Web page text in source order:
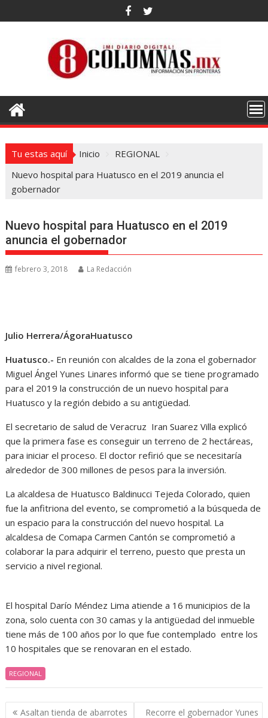
al
Tu estas aquí Inicio
REGIONAL
Nuevo hospital para Huatusco en el 2019 anuncia el
gobernador
Nuevo hospital para Huatusco en el 2019
anuncia el gobernador
febrero 3, 2018 La Redacción
Julio Herrera/ÁgoraHuatusco
Huatusco.- En reunión con alcaldes de la zona el gobernador
Miguel Ángel Yunes Linares informó que se tiene programado
para el 2019 la construcción de un nuevo hospital para
Huatusco y la región debido a su antigüedad.
El secretario de salud de Veracruz Iran Suarez Villa explicó
que la primera fase es conseguir un terreno de 2 hectáreas,
para iniciar el proceso. El doctor refirió que se necesitaría
alrededor de 300 millones de pesos para la inversión.
La alcaldesa de Huatusco Baldinucci Tejeda Colorado, quien
fue la anfitriona del evento, se comprometió a la búsqueda de
un espacio para la construcción del nuevo hospital. La
alcaldesa de Comapa Carmen Cantón se comprometió a
colaborar la para adquirir el terreno, puesto que presta un
servicio a nivel regional.
El hospital Darío Méndez Lima atiende a 16 municipios de la
zona, solo cuenta con 30 camas y la antigüedad del inmueble
tiene más de 100 años por lo que fue contemplado entre los
10 hospitales que se renovaran en el estado.
REGIONAL
Navegación
Asaltan tienda de abarrotes
Recorre el gobernador Yunes